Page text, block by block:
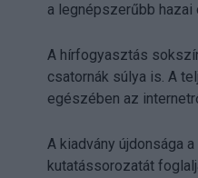
a legnépszerűbb
A hírfogyasztás
csatornák súlya is. A
egészében az
A kiadvány újdonsága
kutatássorozatát